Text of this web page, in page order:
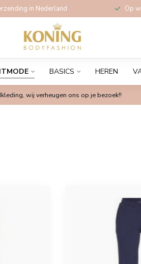
in Nederland Op
BASICS HEREN
wij verheugen ons op je bezoek!!